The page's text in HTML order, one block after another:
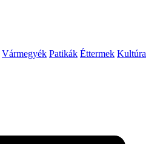
Vármegyék Patikák Éttermek Kultúra